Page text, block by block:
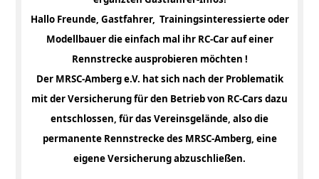
Hallo Freunde, Gastfahrer, Trainingsinteressierte oder
Modellbauer die einfach mal ihr RC-Car auf einer
Rennstrecke ausprobieren möchten !
Der MRSC-Amberg e.V. hat sich nach der Problematik
mit der Versicherung für den Betrieb von RC-Cars dazu
entschlossen, für das Vereinsgelände, also die
permanente Rennstrecke des MRSC-Amberg, eine
eigene Versicherung abzuschließen.